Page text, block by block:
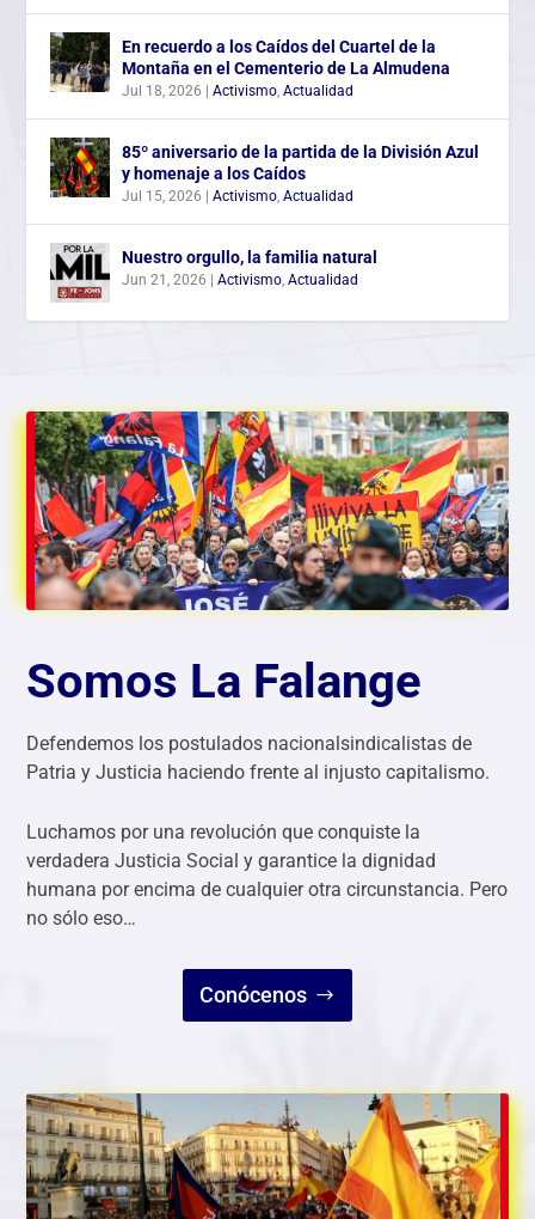
En recuerdo a los Caídos del Cuartel de la
Montaña en el Cementerio de La Almudena
Jul 18, 2026 |Activismo,Actualidad
85º aniversario de la partida de la División Azul
y homenaje a los Caídos
Jul 15, 2026 |Activismo,Actualidad
Nuestro orgullo, la familia natural
Jun 21, 2026 |Activismo,Actualidad
Somos La Falange
Defendemos los postulados nacionalsindicalistas de
Patria y Justicia haciendo frente al injusto capitalismo.
Luchamos por una revolución que conquiste la
verdadera Justicia Social y garantice la dignidad
humana por encima de cualquier otra circunstancia. Pero
no sólo eso…
Conócenos